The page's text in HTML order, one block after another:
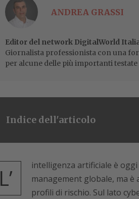
ANDREA GRASSI
Editor del network DigitalWorld
Giornalista professionista con una
per alcune delle più importanti
Indice dell'articolo
L’
intelligenza artificiale è
management globale, ma
profili di rischio. Sul lato